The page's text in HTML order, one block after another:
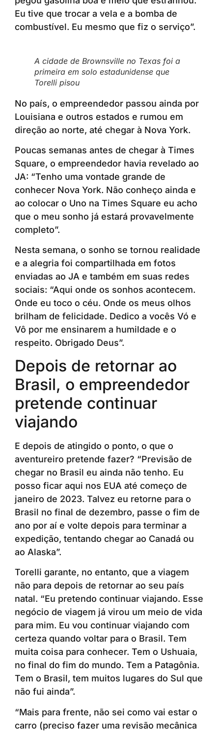
Eu tive que trocar a vela e a bomba de
combustível. Eu mesmo que fiz o serviço”.
A cidade de Brownsville no Texas foi a
primeira em solo estadunidense que
Torelli pisou
No país, o empreendedor passou ainda por
Louisiana e outros estados e rumou em
direção ao norte, até chegar à Nova York.
Poucas semanas antes de chegar à Times
Square, o empreendedor havia revelado ao
JA: “Tenho uma vontade grande de
conhecer Nova York. Não conheço ainda e
ao colocar o Uno na Times Square eu acho
que o meu sonho já estará provavelmente
completo”.
Nesta semana, o sonho se tornou realidade
e a alegria foi compartilhada em fotos
enviadas ao JA e também em suas redes
sociais: “Aqui onde os sonhos acontecem.
Onde eu toco o céu. Onde os meus olhos
brilham de felicidade. Dedico a vocês Vó e
Vô por me ensinarem a humildade e o
respeito. Obrigado Deus”.
Depois de retornar ao
Brasil, o empreendedor
pretende continuar
viajando
E depois de atingido o ponto, o que o
aventureiro pretende fazer? “Previsão de
chegar no Brasil eu ainda não tenho. Eu
posso ficar aqui nos EUA até começo de
janeiro de 2023. Talvez eu retorne para o
Brasil no final de dezembro, passe o fim de
ano por aí e volte depois para terminar a
expedição, tentando chegar ao Canadá ou
ao Alaska”.
Torelli garante, no entanto, que a viagem
não para depois de retornar ao seu país
natal. “Eu pretendo continuar viajando. Esse
negócio de viagem já virou um meio de vida
para mim. Eu vou continuar viajando com
certeza quando voltar para o Brasil. Tem
muita coisa para conhecer. Tem o Ushuaia,
no final do fim do mundo. Tem a Patagônia.
Tem o Brasil, tem muitos lugares do Sul que
não fui ainda”.
“Mais para frente, não sei como vai estar o
carro (preciso fazer uma revisão mecânica